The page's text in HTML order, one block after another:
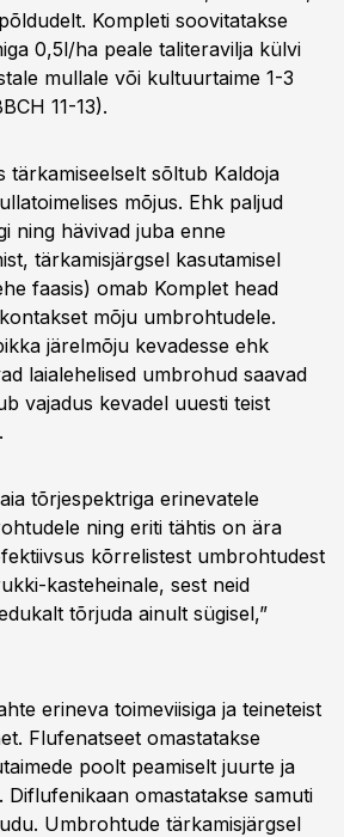
Kompleti soovitatakse
0,5l/ha peale taliteravilja külvi
mullale või kultuurtaime 1-3
11-13).
tärkamiseelselt sõltub Kaldoja
mõjus. Ehk paljud
ning hävivad juba enne
tärkamisjärgsel kasutamisel
faasis) omab Komplet head
mõju umbrohtudele.
järelmõju kevadesse ehk
laialehelised umbrohud saavad
vajadus kevadel uuesti teist
tõrjespektriga erinevatele
ning eriti tähtis on ära
kõrrelistest umbrohtudest
kasteheinale, sest neid
tõrjuda ainult sügisel,”
erineva toimeviisiga ja teineteist
Flufenatseet omastatakse
poolt peamiselt juurte ja
omastatakse samuti
Umbrohtude tärkamisjärgsel